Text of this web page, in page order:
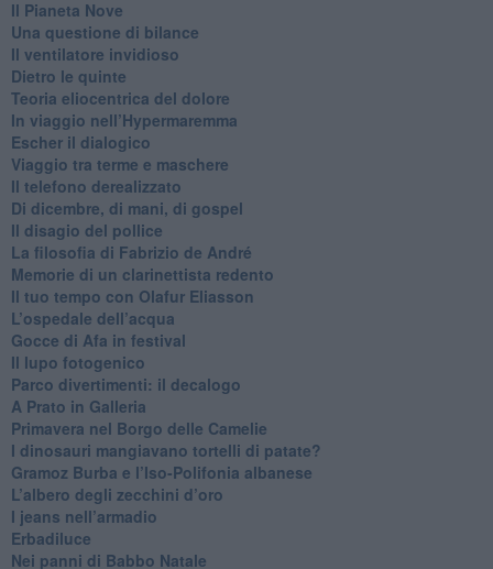
​Il Pianeta Nove
​Una questione di bilance
​Il ventilatore invidioso
​Dietro le quinte
​Teoria eliocentrica del dolore
In viaggio nell’Hypermaremma
​Escher il dialogico
​Viaggio tra terme e maschere
Il telefono derealizzato
​Di dicembre, di mani, di gospel
​Il disagio del pollice
​La filosofia di Fabrizio de André
Memorie di un clarinettista redento
​Il tuo tempo con Olafur Eliasson
​L’ospedale dell’acqua
​Gocce di Afa in festival
​Il lupo fotogenico
​Parco divertimenti: il decalogo
​A Prato in Galleria
​Primavera nel Borgo delle Camelie
I dinosauri mangiavano tortelli di patate?
​Gramoz Burba e l’Iso-Polifonia albanese
L’albero degli zecchini d’oro
​I jeans nell’armadio
Erbadiluce
Nei panni di Babbo Natale